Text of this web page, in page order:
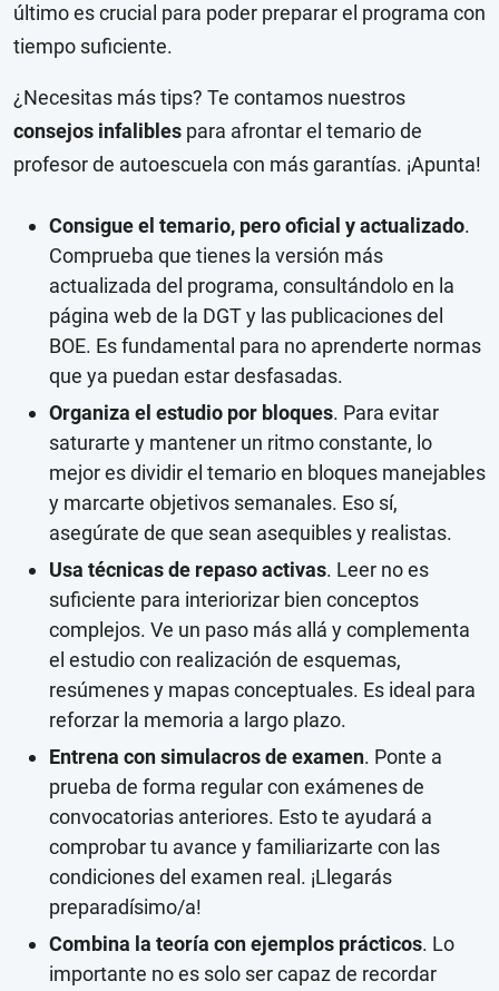
último es crucial para poder preparar el programa con
tiempo suficiente.
¿Necesitas más tips? Te contamos nuestros
consejos infalibles para afrontar el temario de
profesor de autoescuela con más garantías. ¡Apunta!
Consigue el temario, pero oficial y actualizado.
Comprueba que tienes la versión más
actualizada del programa, consultándolo en la
página web de la DGT y las publicaciones del
BOE. Es fundamental para no aprenderte normas
que ya puedan estar desfasadas.
Organiza el estudio por bloques. Para evitar
saturarte y mantener un ritmo constante, lo
mejor es dividir el temario en bloques manejables
y marcarte objetivos semanales. Eso sí,
asegúrate de que sean asequibles y realistas.
Usa técnicas de repaso activas. Leer no es
suficiente para interiorizar bien conceptos
complejos. Ve un paso más allá y complementa
el estudio con realización de esquemas,
resúmenes y mapas conceptuales. Es ideal para
reforzar la memoria a largo plazo.
Entrena con simulacros de examen. Ponte a
prueba de forma regular con exámenes de
convocatorias anteriores. Esto te ayudará a
comprobar tu avance y familiarizarte con las
condiciones del examen real. ¡Llegarás
preparadísimo/a!
Combina la teoría con ejemplos prácticos. Lo
importante no es solo ser capaz de recordar